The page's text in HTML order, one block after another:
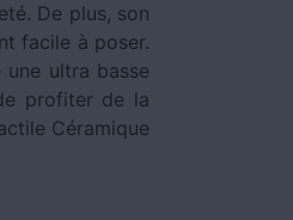
De plus, son
facile à poser.
ultra basse
profiter de la
Céramique